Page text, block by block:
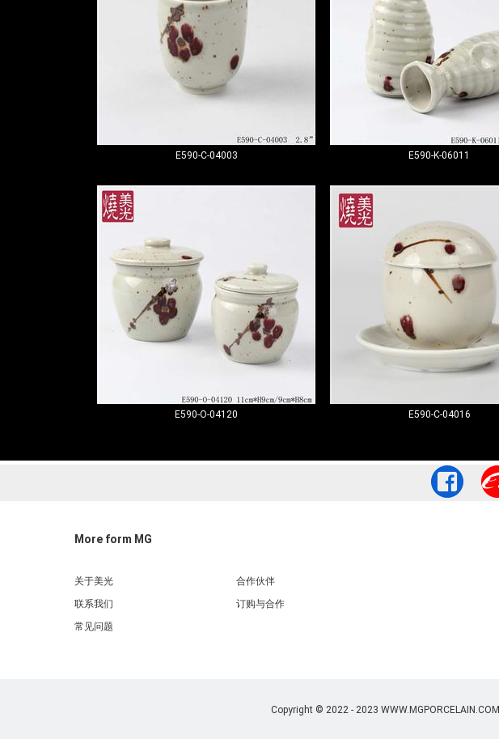
E590-C-04003 E590-K-06011
E590-O-04120 E590-C-04016
More form MG
关于美光
联系我们
常见问题
合作伙伴
订购与合作
Copyright © 2022 - 2023 WWW.MGPORCELAIN.COM